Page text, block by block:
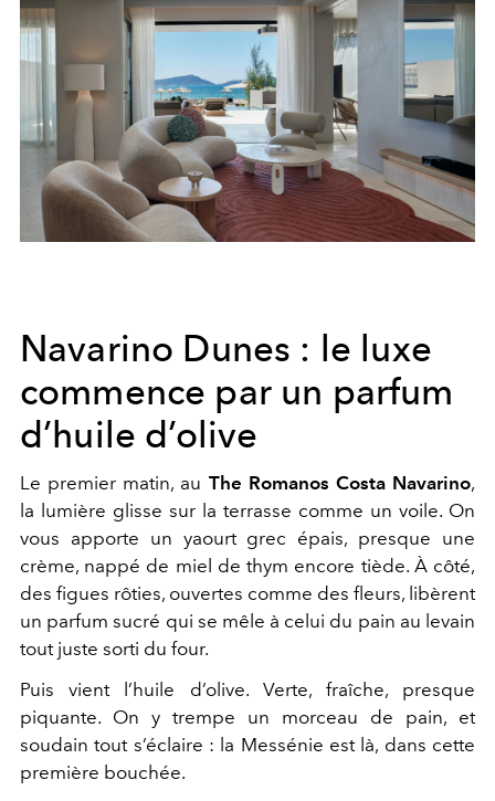
Navarino Dunes : le luxe
commence par un parfum
d’huile d’olive
Le premier matin, au The Romanos Costa Navarino,
la lumière glisse sur la terrasse comme un voile. On
vous apporte un yaourt grec épais, presque une
crème, nappé de miel de thym encore tiède. À côté,
des figues rôties, ouvertes comme des fleurs, libèrent
un parfum sucré qui se mêle à celui du pain au levain
tout juste sorti du four.
Puis vient l’huile d’olive. Verte, fraîche, presque
piquante. On y trempe un morceau de pain, et
soudain tout s’éclaire : la Messénie est là, dans cette
première bouchée.